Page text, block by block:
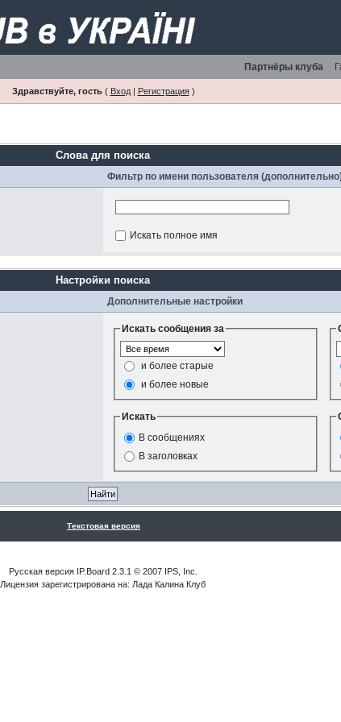
Партнёры клуба
Здравствуйте, гость( Вход| Регистрация)
Слова для поиска
Фильтр по имени пользователя
Искать полное имя
Настройки поиска
Дополнительные настройки
Искать сообщения за
и более старые
и более новые
Искать
В сообщениях
В заголовках
Текстовая версия
Русская версия IP.Board 2.3.1 © 2007 IPS, Inc.
Лицензия зарегистрирована на: Лада Калина Клуб